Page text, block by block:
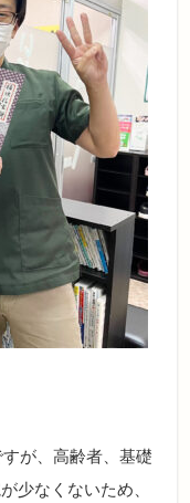
が、高齢者、基礎
少なくないため、